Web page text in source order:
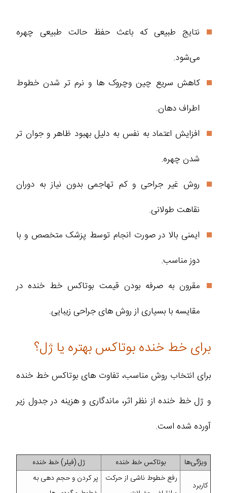
نتایج طبیعی که باعث حفظ حالت طبیعی چهره
می‌شود.
کاهش سریع چین‌ وچروک‌ ها و نرم‌ تر شدن خطوط
اطراف دهان.
افزایش اعتماد به نفس به دلیل بهبود ظاهر و جوان‌ تر
شدن چهره.
روش غیر جراحی و کم‌ تهاجمی بدون نیاز به دوران
نقاهت طولانی.
ایمنی بالا در صورت انجام توسط پزشک متخصص و با
دوز مناسب.
مقرون‌ به‌ صرفه بودن قیمت بوتاکس خط خنده در
مقایسه با بسیاری از روش‌ های جراحی زیبایی.
برای خط خنده بوتاکس بهتره یا ژل؟
برای انتخاب روش مناسب، تفاوت‌ های بوتاکس خط خنده
و ژل خط خنده از نظر اثر، ماندگاری و هزینه در جدول زیر
آورده شده است.
ویژگی‌ها بوتاکس خط خنده ژل (فیلر) خط خنده
کاربرد
رفع خطوط ناشی از حرکت
پر کردن و حجم‌ دهی به